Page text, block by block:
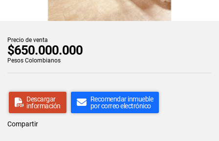
Precio de venta
$650.000.000
Pesos Colombianos
Descargar
información
Recomendar inmueble
por correo electrónico
Compartir